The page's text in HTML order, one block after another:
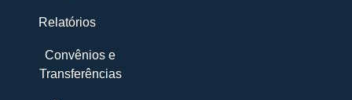
Relatórios
Convênios e
Transferências